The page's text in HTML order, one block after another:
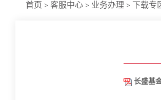
首页 > 客服中心 > 业务办理 > 下载专
长盛基